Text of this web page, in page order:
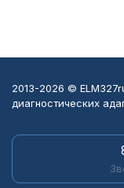
2013-2026 ©
диагностических